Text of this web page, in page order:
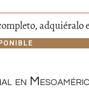
adquiéralo
en